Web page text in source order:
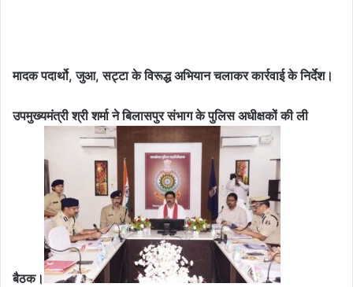
मादक पदार्थो, जुआ, सट्टा के विरूद्ध अभियान चलाकर कार्रवाई के निर्देश।
उपमुख्यमंत्री श्री शर्मा ने बिलासपुर संभाग के पुलिस अधीक्षकों की ली
बैठक।